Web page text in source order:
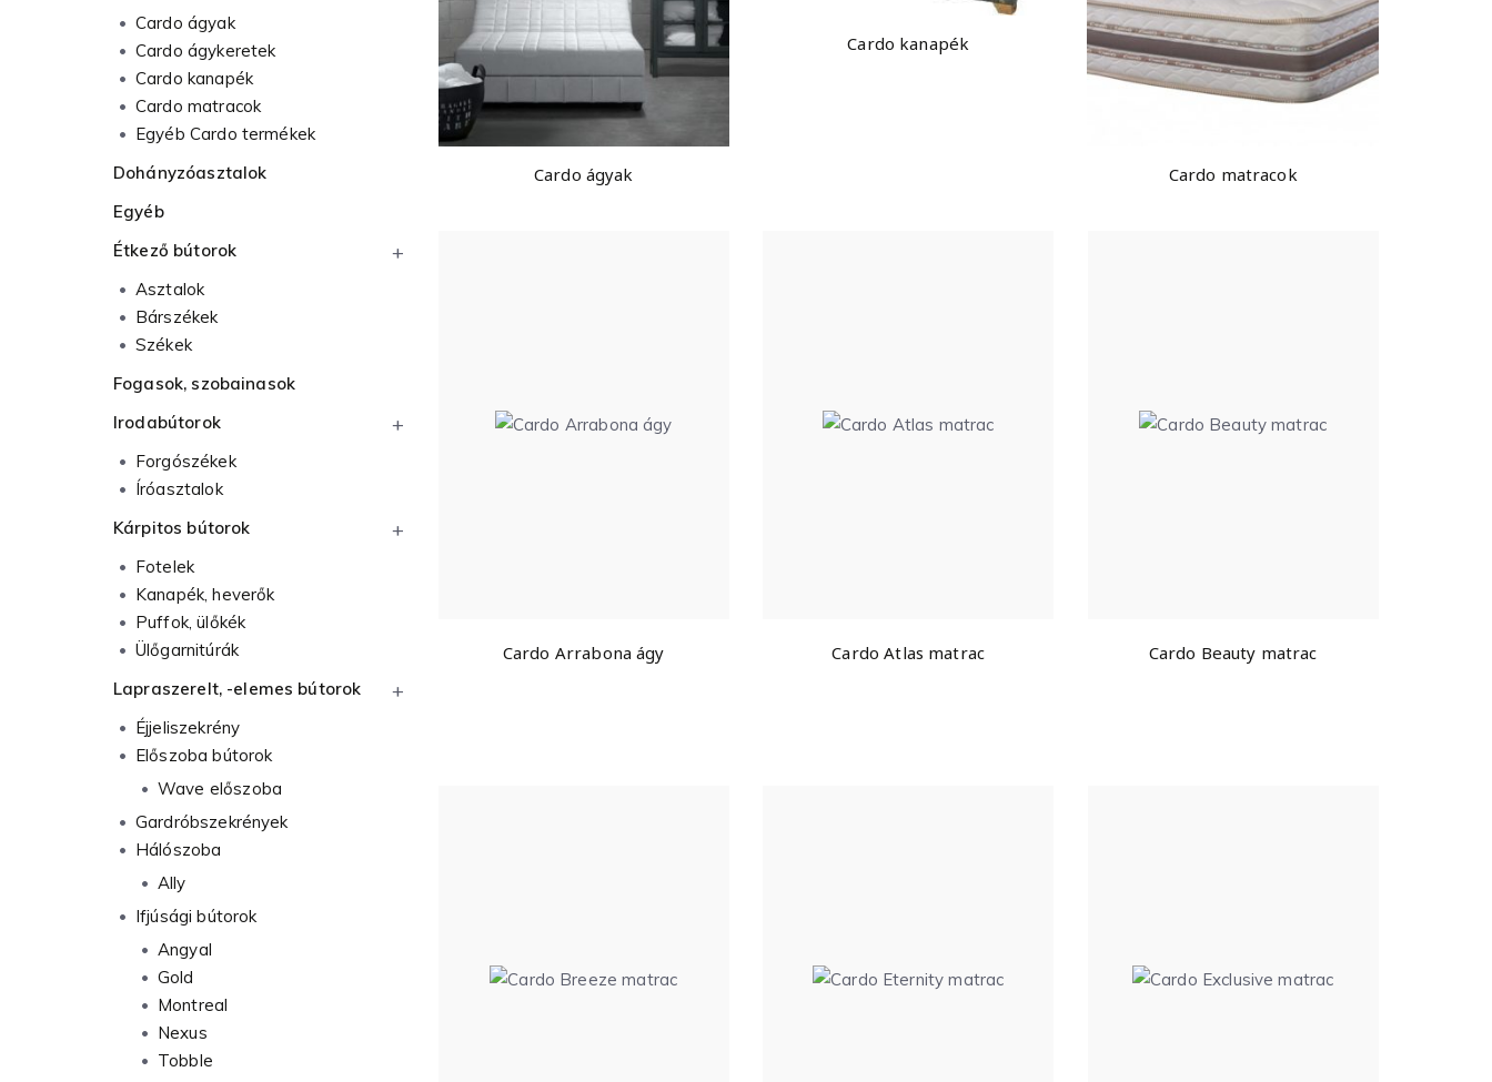
Cardo ágyak
Cardo kanapék
Cardo matracok
Cardo Arrabona ágy Cardo Atlas matrac Cardo Beauty matrac
Cardo ágyak
Cardo ágykeretek
Cardo kanapék
Cardo matracok
Egyéb Cardo termékek
Dohányzóasztalok
Egyéb
Étkező bútorok
Asztalok
Bárszékek
Székek
Fogasok, szobainasok
Irodabútorok
Forgószékek
Íróasztalok
Kárpitos bútorok
Fotelek
Kanapék, heverők
Puffok, ülőkék
Ülőgarnitúrák
Lapraszerelt, -elemes bútorok
Éjjeliszekrény
Előszoba bútorok
Wave előszoba
Gardróbszekrények
Hálószoba
Ally
Ifjúsági bútorok
Angyal
Gold
Montreal
Nexus
Tobble